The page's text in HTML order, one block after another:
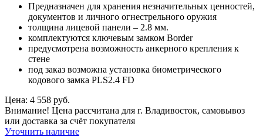
Предназначен для хранения незначительных ценностей,
документов и личного огнестрельного оружия
толщина лицевой панели – 2.8 мм.
комплектуются ключевым замком Border
предусмотрена возможность анкерного крепления к
стене
под заказ возможна установка биометрического
кодового замка PLS2.4 FD
Цена: 4 558 руб.
Внимание! Цена рассчитана для г. Владивосток, самовывоз
или доставка за счёт покупателя
Уточнить наличие